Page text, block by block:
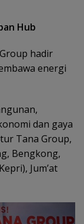
Hub
hadir
energi
dan gaya
Tana Group,
Bengkong,
Jum’at